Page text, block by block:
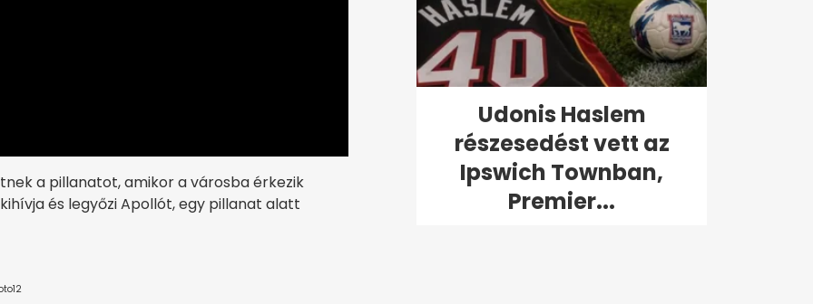
a pillanatot, amikor a városba érkezik
és legyőzi Apollót, egy pillanat alatt
Udonis Haslem
részesedést vett az
Ipswich Townban,
Premier...